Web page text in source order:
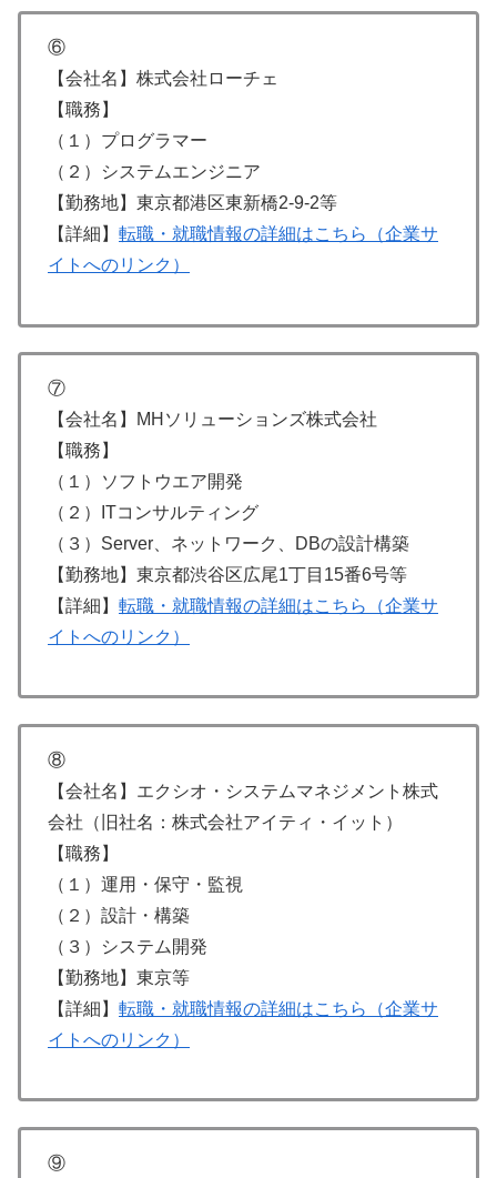
⑥
【会社名】株式会社ローチェ
【職務】
（１）プログラマー
（２）システムエンジニア
【勤務地】東京都港区東新橋2-9-2等
【詳細】 転職・就職情報の詳細はこちら（企業サ
イトへのリンク）
⑦
【会社名】MHソリューションズ株式会社
【職務】
（１）ソフトウエア開発
（２）ITコンサルティング
（３）Server、ネットワーク、DBの設計構築
【勤務地】東京都渋谷区広尾1丁目15番6号等
【詳細】 転職・就職情報の詳細はこちら（企業サ
イトへのリンク）
⑧
【会社名】エクシオ・システムマネジメント株式
会社（旧社名：株式会社アイティ・イット）
【職務】
（１）運用・保守・監視
（２）設計・構築
（３）システム開発
【勤務地】東京等
【詳細】 転職・就職情報の詳細はこちら（企業サ
イトへのリンク）
⑨